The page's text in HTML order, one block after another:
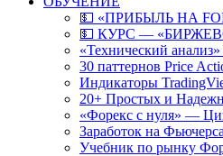
💵 «ПРИБЫЛЬ НА
💵 КУРС —
«Технический
30 паттернов Price
Индикаторы
20+ Простых и
«Форекс с нуля» —
Заработок на
Учебник по рынку